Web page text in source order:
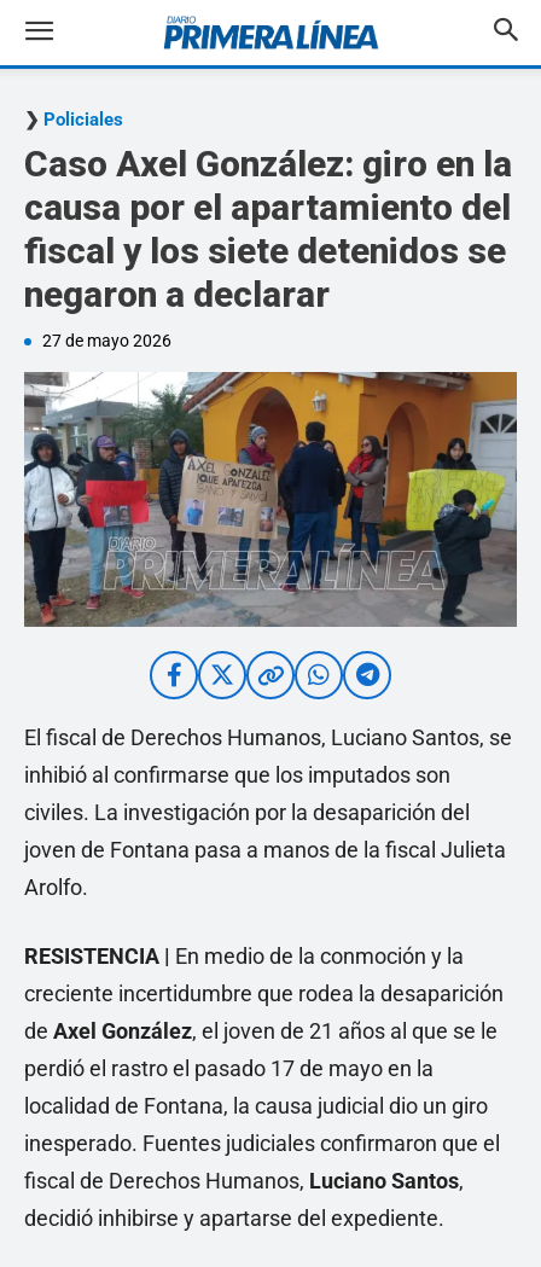
Policiales
Caso Axel González: giro en la
causa por el apartamiento del
fiscal y los siete detenidos se
negaron a declarar
27 de mayo 2026
El fiscal de Derechos Humanos, Luciano Santos, se
inhibió al confirmarse que los imputados son
civiles. La investigación por la desaparición del
joven de Fontana pasa a manos de la fiscal Julieta
Arolfo.
RESISTENCIA | En medio de la conmoción y la
creciente incertidumbre que rodea la desaparición
de Axel González, el joven de 21 años al que se le
perdió el rastro el pasado 17 de mayo en la
localidad de Fontana, la causa judicial dio un giro
inesperado. Fuentes judiciales confirmaron que el
fiscal de Derechos Humanos, Luciano Santos,
decidió inhibirse y apartarse del expediente.